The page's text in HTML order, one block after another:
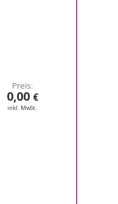
0,00 €
inkl. MwSt.